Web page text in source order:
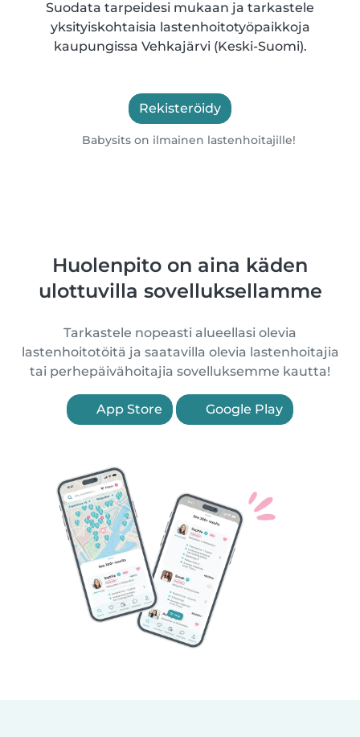
Suodata tarpeidesi mukaan ja tarkastele
yksityiskohtaisia lastenhoitotyöpaikkoja
kaupungissa Vehkajärvi (Keski-Suomi).
Rekisteröidy
Babysits on ilmainen lastenhoitajille!
Huolenpito on aina käden
ulottuvilla sovelluksellamme
Tarkastele nopeasti alueellasi olevia
lastenhoitotöitä ja saatavilla olevia lastenhoitajia
tai perhepäivähoitajia sovelluksemme kautta!
App Store Google Play